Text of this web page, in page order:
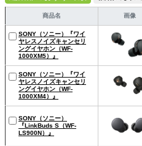
商品名 画像
SONY（ソニー）『ワイ
ヤレスノイズキャンセリ
ングイヤホン（WF-
1000XM5）』
SONY（ソニー）『ワイ
ヤレスノイズキャンセリ
ングイヤホン（WF-
1000XM4）』
SONY（ソニー）
『LinkBuds S（WF-
LS900N）』